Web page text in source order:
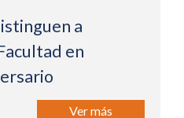
a
en
Ver más